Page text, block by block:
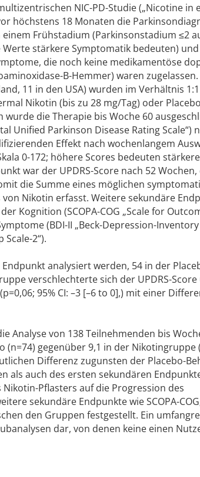
NIC-PD-Studie („Nicotine in
höchstens 18 Monaten die
Frühstadium (Parkinsonstadium ≤2
stärkere Symptomatik bedeuten)
die noch keine medikamentöse
B-Hemmer) waren zugelassen.
11 in den USA) wurden im Verhältnis 1:1
Nikotin (bis zu 28 mg/Tag) oder
die Therapie bis Woche 60
Unified Parkinson Disease Rating Scale“)
Effekt nach wochenlangem
0-172; höhere Scores bedeuten stärkere
war der UPDRS-Score nach 52
die Summe eines möglichen
Nikotin erfasst. Weitere sekundäre
Kognition (SCOPA-COG „Scale for
(BDI-II „Beck-Depression-Inventory
Scale-2“).
analysiert werden, 54 in der
verschlechterte sich der UPDRS-Score
95% CI: –3 [–6 to 0],) mit einer
Analyse von 138 Teilnehmenden bis
gegenüber 9,1 in der Nikotingruppe
Differenz zugunsten der Placebo-
als auch des ersten sekundären
Pflasters auf die Progression des
sekundäre Endpunkte wie SCOPA-
den Gruppen festgestellt. Ein
dar, von denen keine einen